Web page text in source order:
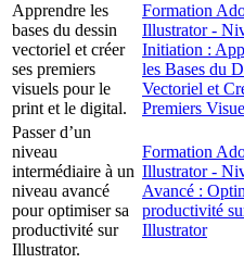
Apprendre les
bases du dessin
vectoriel et créer
ses premiers
visuels pour le
print et le digital.
Formation
Illustrator -
Initiation :
les Bases du
Vectoriel et
Premiers
Passer d’un
niveau
intermédiaire à un
niveau avancé
pour optimiser sa
productivité sur
Illustrator.
Formation
Illustrator -
Avancé :
productivité
Illustrator